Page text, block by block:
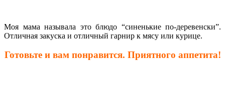
Моя мама называла это блюдо “синенькие по-деревенски”.
Отличная закуска и отличный гарнир к мясу или курице.
Готовьте и вам понравится. Приятного аппетита!